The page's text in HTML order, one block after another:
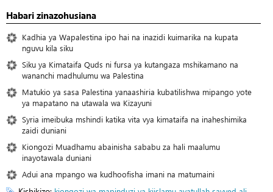
Habari zinazohusiana
Kadhia ya Wapalestina ipo hai na inazidi kuimarika na kupata
nguvu kila siku
Siku ya Kimataifa Quds ni fursa ya kutangaza mshikamano na
wananchi madhulumu wa Palestina
Matukio ya sasa Palestina yanaashiria kubatilishwa mipango yote
ya mapatano na utawala wa Kizayuni
Syria imeibuka mshindi katika vita vya kimataifa na inaheshimika
zaidi duniani
Kiongozi Muadhamu abainisha sababu za hali maalumu
inayotawala duniani
Adui ana mpango wa kudhoofisha imani na matumaini